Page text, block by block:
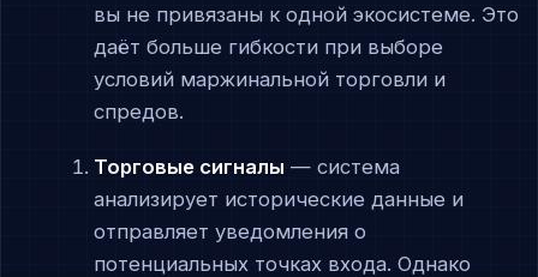
вы не привязаны к одной экосистеме. Это
даёт больше гибкости при выборе
условий маржинальной торговли и
спредов.
Торговые сигналы — система
анализирует исторические данные и
отправляет уведомления о
потенциальных точках входа. Однако